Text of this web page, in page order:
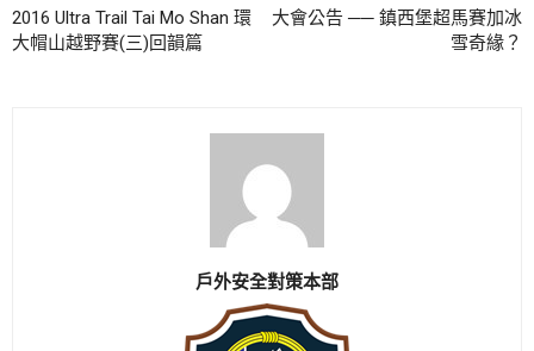
2016 Ultra Trail Tai Mo Shan 環
大帽山越野賽(三)回韻篇
大會公告 ── 鎮西堡超馬賽加冰
雪奇緣？
戶外安全對策本部